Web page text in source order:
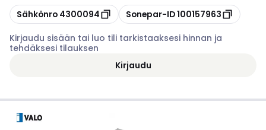
Kopioi
Sähkönro 4300094 Kopioi
Sonepar-ID100157963
Kirjaudu sisään tai luo tili tarkistaaksesi hinnan ja
tehdäksesi tilauksen
Kirjaudu